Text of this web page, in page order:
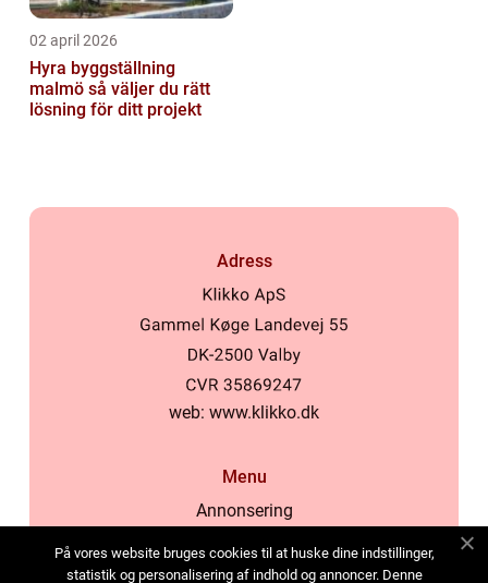
02 april 2026
Hyra byggställning
malmö så väljer du rätt
lösning för ditt projekt
Adress
web: www.klikko.dk
Menu
Annonsering
Cookies
På vores website bruges cookies til at huske dine indstillinger,
statistik og personalisering af indhold og annoncer. Denne